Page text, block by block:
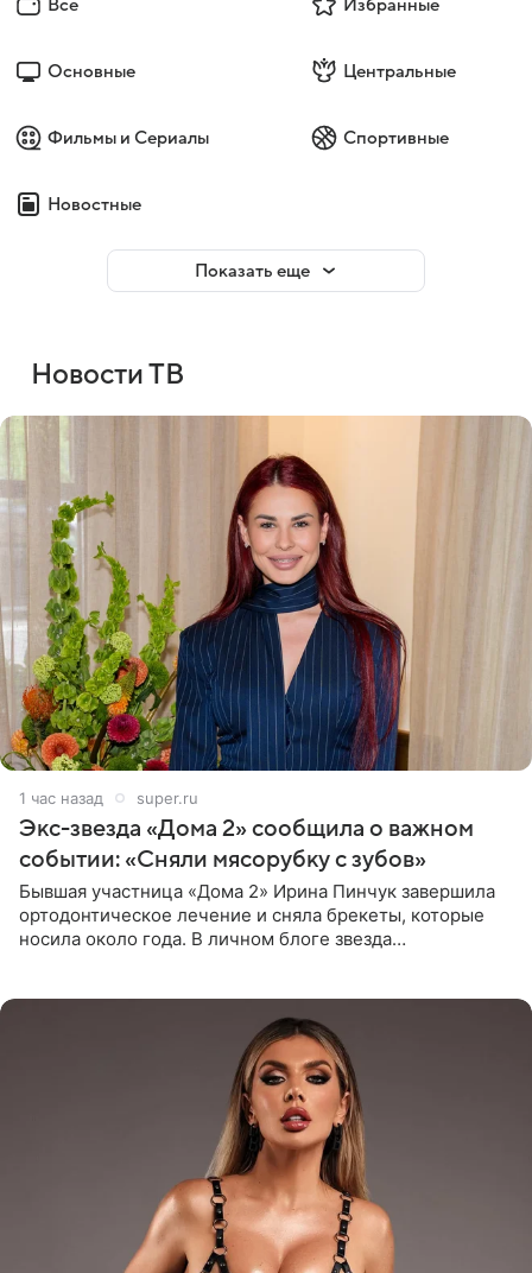
Все Избранные
Основные Центральные
Фильмы и Сериалы Спортивные
Новостные
Показать еще
Новости ТВ
1 час назад super.ru
Экс-звезда «Дома 2» сообщила о важном
событии: «Сняли мясорубку с зубов»
Бывшая участница «Дома 2» Ирина Пинчук завершила
ортодонтическое лечение и сняла брекеты, которые
носила около года. В личном блоге звезда